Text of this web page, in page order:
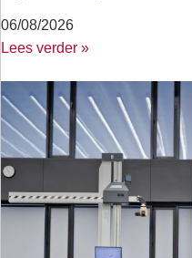
06/08/2026
Lees verder »